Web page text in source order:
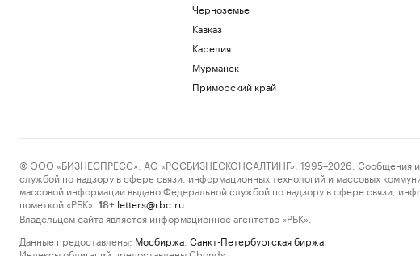
Черноземье
Кавказ
Карелия
Мурманск
Приморский край
© ООО «БИЗНЕСПРЕСС», АО «РОСБИЗНЕСКОНСАЛТИНГ», 1995–2026. Сообщения и
службой по надзору в сфере связи, информационных технологий и массовых
массовой информации выдано Федеральной службой по надзору в сфере связи,
пометкой «РБК».
18+ letters@rbc.ru
Владельцем сайта является информационное агентство «РБК».
Данные предоставлены: Мосбиржа Санкт-Петербургская биржа